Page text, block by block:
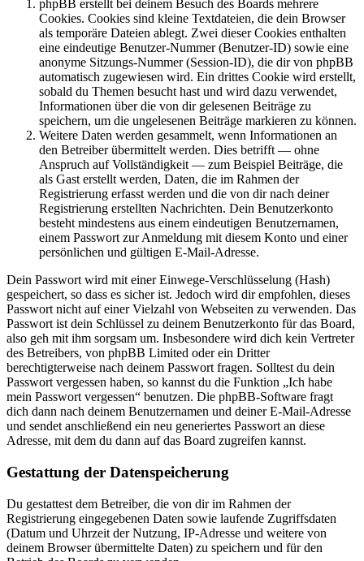
phpBB erstellt bei deinem Besuch des Boards mehrere
Cookies. Cookies sind kleine Textdateien, die dein Browser
als temporäre Dateien ablegt. Zwei dieser Cookies enthalten
eine eindeutige Benutzer-Nummer (Benutzer-ID) sowie eine
anonyme Sitzungs-Nummer (Session-ID), die dir von phpBB
automatisch zugewiesen wird. Ein drittes Cookie wird erstellt,
sobald du Themen besucht hast und wird dazu verwendet,
Informationen über die von dir gelesenen Beiträge zu
speichern, um die ungelesenen Beiträge markieren zu können.
Weitere Daten werden gesammelt, wenn Informationen an
den Betreiber übermittelt werden. Dies betrifft — ohne
Anspruch auf Vollständigkeit — zum Beispiel Beiträge, die
als Gast erstellt werden, Daten, die im Rahmen der
Registrierung erfasst werden und die von dir nach deiner
Registrierung erstellten Nachrichten. Dein Benutzerkonto
besteht mindestens aus einem eindeutigen Benutzernamen,
einem Passwort zur Anmeldung mit diesem Konto und einer
persönlichen und gültigen E-Mail-Adresse.
Dein Passwort wird mit einer Einwege-Verschlüsselung (Hash)
gespeichert, so dass es sicher ist. Jedoch wird dir empfohlen, dieses
Passwort nicht auf einer Vielzahl von Webseiten zu verwenden. Das
Passwort ist dein Schlüssel zu deinem Benutzerkonto für das Board,
also geh mit ihm sorgsam um. Insbesondere wird dich kein Vertreter
des Betreibers, von phpBB Limited oder ein Dritter
berechtigterweise nach deinem Passwort fragen. Solltest du dein
Passwort vergessen haben, so kannst du die Funktion „Ich habe
mein Passwort vergessen“ benutzen. Die phpBB-Software fragt
dich dann nach deinem Benutzernamen und deiner E-Mail-Adresse
und sendet anschließend ein neu generiertes Passwort an diese
Adresse, mit dem du dann auf das Board zugreifen kannst.
Gestattung der Datenspeicherung
Du gestattest dem Betreiber, die von dir im Rahmen der
Registrierung eingegebenen Daten sowie laufende Zugriffsdaten
(Datum und Uhrzeit der Nutzung, IP-Adresse und weitere von
deinem Browser übermittelte Daten) zu speichern und für den